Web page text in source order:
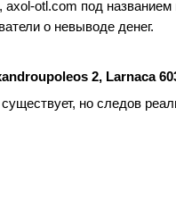
otl.com под
о невыводе денег.
2, Larnaca
но следов